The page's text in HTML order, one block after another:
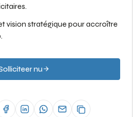
vision stratégique pour accroître
nu